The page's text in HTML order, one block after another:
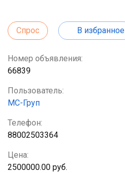
Спрос В избранное
Номер объявления:
66839
Пользователь:
МС-Груп
Телефон:
88002503364
Цена:
2500000.00 руб.